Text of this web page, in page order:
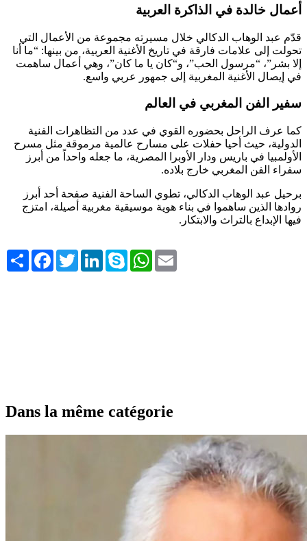
أعمال خالدة في الذاكرة العربية
قدّم عبد الوهاب الدكالي خلال مسيرته مجموعة من الأعمال التي
تحولت إلى علامات فارقة في تاريخ الأغنية العربية، من بينها: “ما أنا
إلا بشر”، “مرسول الحب”، و“كان يا ما كان”، وهي أعمال ساهمت
في إيصال الأغنية المغربية إلى جمهور عربي واسع.
سفير الفن المغربي في العالم
كما عرف الراحل بحضوره القوي في عدد من التظاهرات الفنية
الدولية، حيث أحيا حفلات على مسارح عالمية مرموقة مثل مسرح
الأولمبيا في باريس ودار الأوبرا المصرية، ما جعله واحداً من أبرز
سفراء الفن المغربي خارج بلاده.
برحيل عبد الوهاب الدكالي، تطوي الساحة الفنية صفحة أحد أبرز
روادها الذين ساهموا في بناء هوية موسيقية مغربية أصيلة، امتزج
فيها الإبداع بالتراث والابتكار.
Share FacebookTwitterLinkedInSkype WhatsApp
Dans la même catégorie